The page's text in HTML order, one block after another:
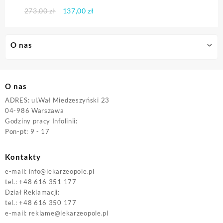
O nas
273,00zł
Pierwotna
137,00zł
O nas
ADRES: ul.Wał Miedzeszyński 23
04-986 Warszawa
Godziny pracy Infolinii:
Pon-pt: 9 - 17
Kontakty
e-mail: info@lekarzeopole.pl
tel.: +48 616 351 177
Dział Reklamacji:
tel.: +48 616 350 177
e-mail: reklame@lekarzeopole.pl